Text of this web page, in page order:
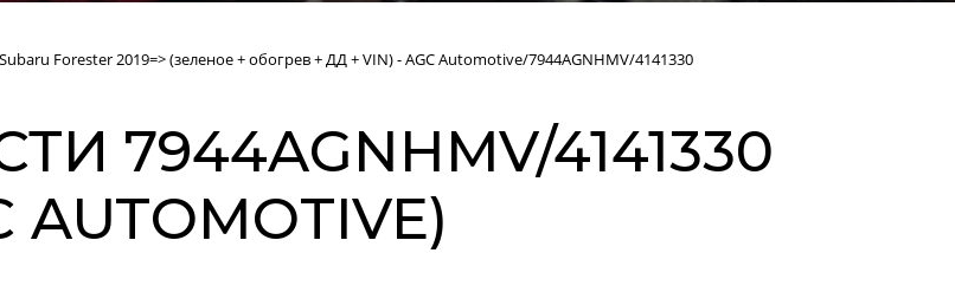
Forester 2019=> (зеленое + обогрев + ДД + VIN) - AGC Automotive/7944AGNHMV/4141330
7944AGNHMV/4141330
AUTOMOTIVE)